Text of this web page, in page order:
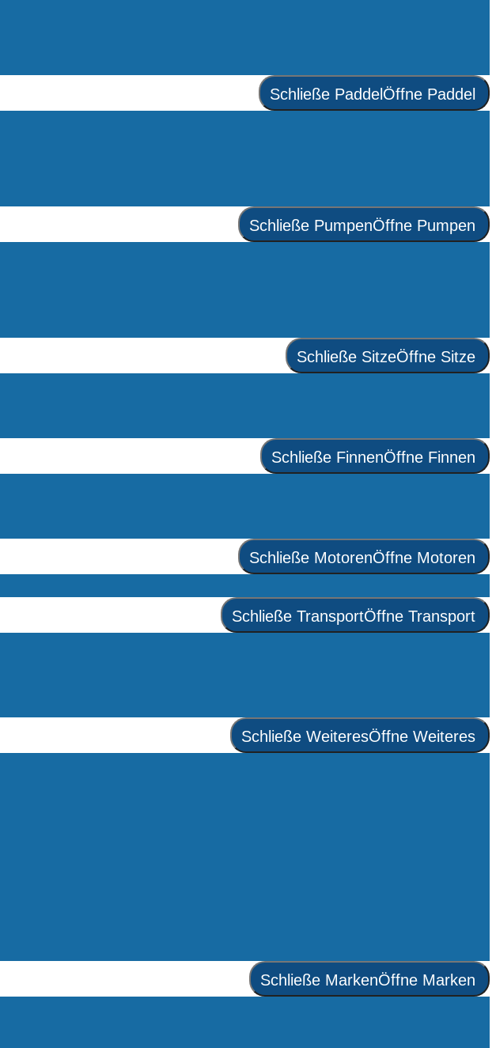
Schließe Paddel Öffne Paddel
Schließe PumpenÖffne Pumpen
Schließe SitzeÖffne Sitze
Schließe FinnenÖffne Finnen
Schließe MotorenÖffne Motoren
Schließe TransportÖffne Transport
Schließe WeiteresÖffne Weiteres
Schließe MarkenÖffne Marken